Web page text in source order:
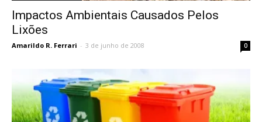
Impactos Ambientais Causados Pelos
Lixões
Amarildo R. Ferrari - 3 de junho de 2008 0